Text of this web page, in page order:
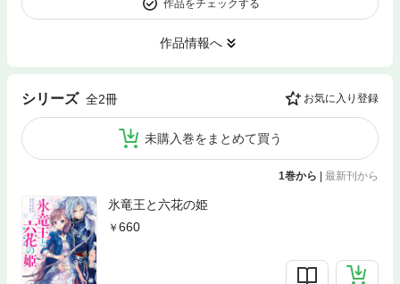
作品をチェックする
作品情報へ
シリーズ 全2冊 お気に入り登録
未購入巻をまとめて買う
1巻から | 最新刊から
氷竜王と六花の姫
660